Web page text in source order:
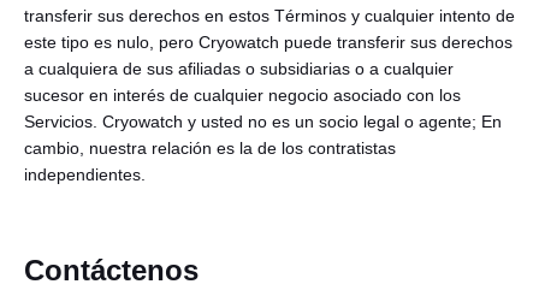
transferir sus derechos en estos Términos y cualquier intento de
este tipo es nulo, pero Cryowatch puede transferir sus derechos
a cualquiera de sus afiliadas o subsidiarias o a cualquier
sucesor en interés de cualquier negocio asociado con los
Servicios. Cryowatch y usted no es un socio legal o agente; En
cambio, nuestra relación es la de los contratistas
independientes.
Contáctenos